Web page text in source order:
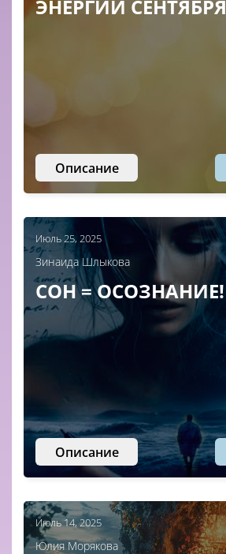
ЭНЕРГИИ СЕНТЯБРЯ
Описание
Июль 25, 2025
Зинаида Шлыкова
СОН = ОСОЗНАНИЕ!
Описание
Июль 14, 2025
Юлия Морякова